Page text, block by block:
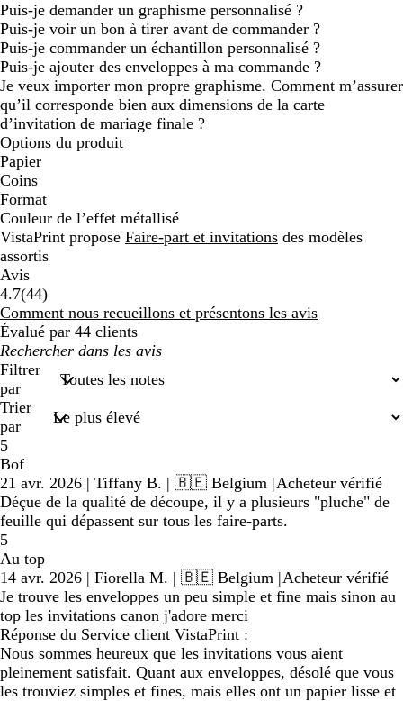
Puis-je demander un graphisme personnalisé ?
Puis-je voir un bon à tirer avant de commander ?
Puis-je commander un échantillon personnalisé ?
Puis-je ajouter des enveloppes à ma commande ?
Je veux importer mon propre graphisme. Comment m’assurer
qu’il corresponde bien aux dimensions de la carte
d’invitation de mariage finale ?
Options du produit
Papier
Coins
Format
Couleur de l’effet métallisé
VistaPrint propose Faire-part et invitations des modèles
assortis
Avis
4.7(4444
avis
)
Comment nous recueillons et présentons les avis
Évalué par 44 clients
Mes
recherches
Filtrer
par
Trier
par
5
Bof
21 avr. 2026 | Tiffany B. | 🇧🇪 Belgium |Acheteur vérifié
Déçue de la qualité de découpe, il y a plusieurs "pluche" de
feuille qui dépassent sur tous les faire-parts.
5
Au top
14 avr. 2026 | Fiorella M. | 🇧🇪 Belgium |Acheteur vérifié
Je trouve les enveloppes un peu simple et fine mais sinon au
top les invitations canon j'adore merci
Réponse du Service client VistaPrint :
Nous sommes heureux que les invitations vous aient
pleinement satisfait. Quant aux enveloppes, désolé que vous
les trouviez simples et fines, mais elles ont un papier lisse et